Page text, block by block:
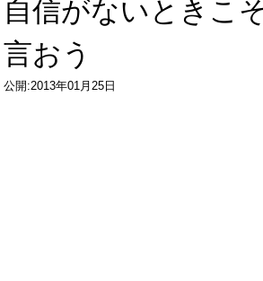
自信がないときこ
言おう
公開:2013年01月25日